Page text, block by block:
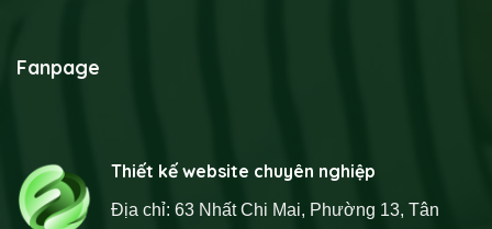
Fanpage
Thiết kế website chuyên nghiệp
Địa chỉ: 63 Nhất Chi Mai, Phường 13, Tân